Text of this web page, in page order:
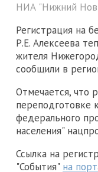
НИА "Нижний
Регистрация на
Р.Е. Алексеева
жителя
сообщили в
Отмечается, что
переподготовке
федерального
населения"
Ссылка на
"События" на